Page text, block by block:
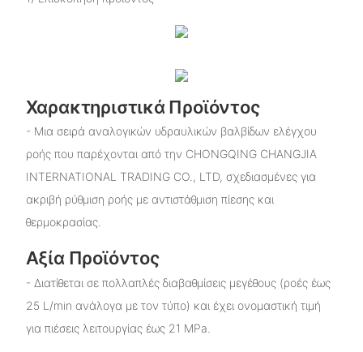
Χαρακτηριστικά Προϊόντος
- Μια σειρά αναλογικών υδραυλικών βαλβίδων ελέγχου
ροής που παρέχονται από την CHONGQING CHANGJIA
INTERNATIONAL TRADING CO., LTD, σχεδιασμένες για
ακριβή ρύθμιση ροής με αντιστάθμιση πίεσης και
θερμοκρασίας.
Αξία Προϊόντος
- Διατίθεται σε πολλαπλές διαβαθμίσεις μεγέθους (ροές έως
25 L/min ανάλογα με τον τύπο) και έχει ονομαστική τιμή
για πιέσεις λειτουργίας έως 21 MPa.